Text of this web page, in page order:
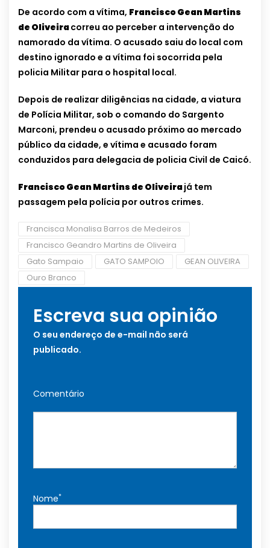
De acordo com a vítima, Francisco Gean Martins
de Oliveiracorreu ao perceber a intervenção do
namorado da vítima. O acusado saiu do local com
destino ignorado e a vítima foi socorrida pela
policia Militar para o hospital local.
Depois de realizar diligências na cidade, a viatura
de Polícia Militar, sob o comando do Sargento
Marconi, prendeu o acusado próximo ao mercado
público da cidade, e vítima e acusado foram
conduzidos para delegacia de policia Civil de Caicó.
Francisco Gean Martins de Oliveirajá tem
passagem pela polícia por outros crimes.
Francisca Monalisa Barros de Medeiros
Francisco Geandro Martins de Oliveira
Gato Sampaio
GATO SAMPOIO
GEAN OLIVEIRA
Ouro Branco
Escreva sua opinião
O seu endereço de e-mail não será
publicado.
Comentário
Nome*